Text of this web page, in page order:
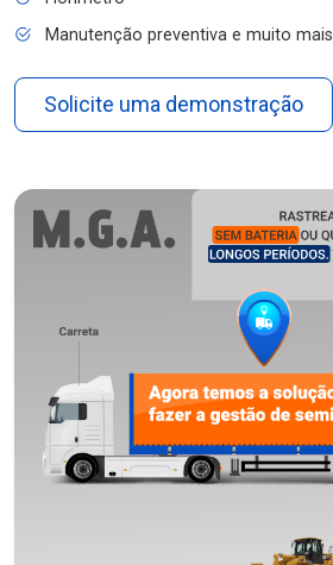
Manutenção preventiva e muito mais
Solicite uma demonstração